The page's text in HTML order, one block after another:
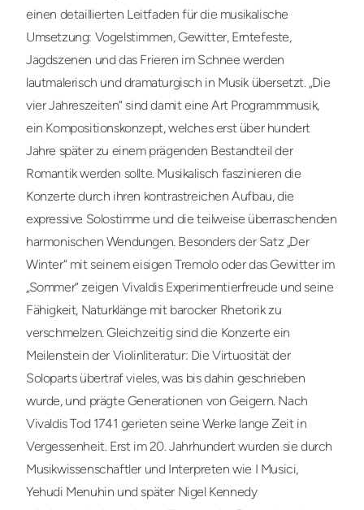
einen detaillierten Leitfaden für die musikalische
Umsetzung: Vogelstimmen, Gewitter, Erntefeste,
Jagdszenen und das Frieren im Schnee werden
lautmalerisch und dramaturgisch in Musik übersetzt. „Die
vier Jahreszeiten“ sind damit eine Art Programmmusik,
ein Kompositionskonzept, welches erst über hundert
Jahre später zu einem prägenden Bestandteil der
Romantik werden sollte. Musikalisch faszinieren die
Konzerte durch ihren kontrastreichen Aufbau, die
expressive Solostimme und die teilweise überraschenden
harmonischen Wendungen. Besonders der Satz „Der
Winter“ mit seinem eisigen Tremolo oder das Gewitter im
„Sommer“ zeigen Vivaldis Experimentierfreude und seine
Fähigkeit, Naturklänge mit barocker Rhetorik zu
verschmelzen. Gleichzeitig sind die Konzerte ein
Meilenstein der Violinliteratur: Die Virtuosität der
Soloparts übertraf vieles, was bis dahin geschrieben
wurde, und prägte Generationen von Geigern. Nach
Vivaldis Tod 1741 gerieten seine Werke lange Zeit in
Vergessenheit. Erst im 20. Jahrhundert wurden sie durch
Musikwissenschaftler und Interpreten wie I Musici,
Yehudi Menuhin und später Nigel Kennedy